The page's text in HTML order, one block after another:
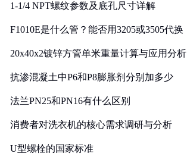
1-1/4 NPT螺纹参数及底孔尺寸详解
F1010E是什么管？能否用3205或3505代换
20x40x2镀锌方管单米重量计算与应用分析
抗渗混凝土中P6和P8膨胀剂分别加多少
法兰PN25和PN16有什么区别
消费者对洗衣机的核心需求调研与分析
U型螺栓的国家标准